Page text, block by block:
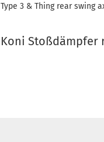
Type 3 & Thing rear swing
Koni Stoßdämpfer